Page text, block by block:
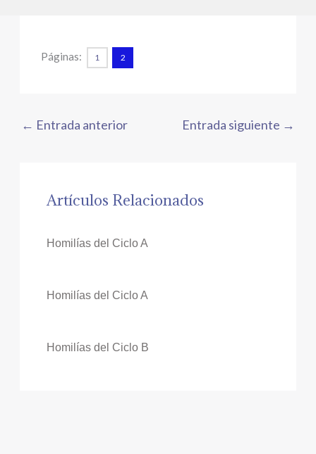
Páginas: 1 2
← Entrada anterior Entrada siguiente →
Artículos Relacionados
Homilías del Ciclo A
Homilías del Ciclo A
Homilías del Ciclo B